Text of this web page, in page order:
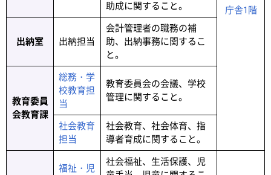
庁舎1階
助成に関すること。
出納室 出納担当
会計管理者の職務の補
助、出納事務に関するこ
と。
教育委員
会教育課
総務・学
校教育担
当
教育委員会の会議、学校
管理に関すること。
社会教育
担当
社会教育、社会体育、指
導者育成に関すること。
福祉・児
社会福祉、生活保護、児